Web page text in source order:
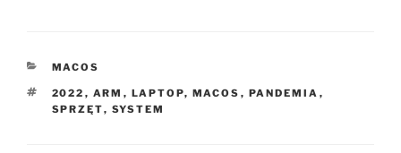
KATEGORIE
MACOS
TAGI
2022 , ARM , LAPTOP, MACOS , PANDEMIA ,
SPRZĘT, SYSTEM